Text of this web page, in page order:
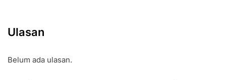
Ulasan
Belum ada ulasan.